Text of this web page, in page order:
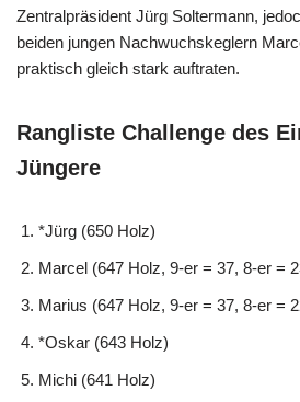
Zentralpräsident Jürg Soltermann,
beiden jungen Nachwuchskeglern
praktisch gleich stark auftraten.
Rangliste Challenge des
Jüngere
*Jürg (650 Holz)
Marcel (647 Holz, 9-er = 37, 8-er =
Marius (647 Holz, 9-er = 37, 8-er =
*Oskar (643 Holz)
Michi (641 Holz)